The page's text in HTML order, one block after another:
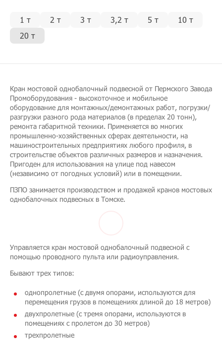
1 т 2 т 3 т 3,2 т 5 т
10 т
20 т
Кран мостовой однобалочный подвесной от Пермского Завода
Промоборудования - высокоточное и мобильное
оборудование для монтажных/демонтажных работ, погрузки/
разгрузки разного рода материалов (в пределах 20 тонн),
ремонта габаритной техники. Применяется во многих
промышленно-хозяйственных сферах деятельности, на
машиностроительных предприятиях любого профиля, в
строительстве объектов различных размеров и назначения.
Пригоден для использования на улице под навесом
(независимо от погодных условий) или в помещении.
ПЗПО занимается производством и продажей кранов мостовых
однобалочных подвесных в Томске.
Управляется кран мостовой однобалочный подвесной с
помощью проводного пульта или радиоуправления.
Бывают трех типов:
однопролетные (с двумя опорами, используются для
перемещения грузов в помещениях длиной до 18 метров)
двухпролетные (с тремя опорами, используются в
помещениях с пролетом до 30 метров)
трехпролетные